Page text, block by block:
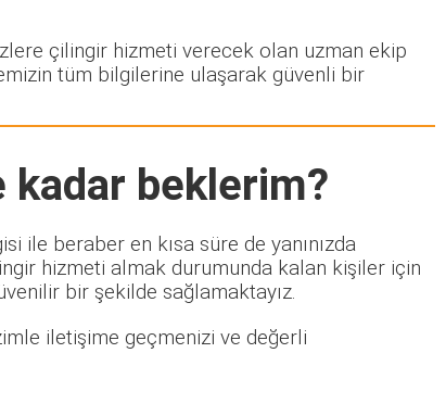
çilingir hizmeti verecek olan uzman ekip
tüm bilgilerine ulaşarak güvenli bir
kadar beklerim?
ile beraber en kısa süre de yanınızda
hizmeti almak durumunda kalan kişiler için
bir şekilde sağlamaktayız.
iletişime geçmenizi ve değerli